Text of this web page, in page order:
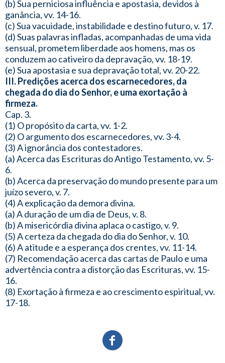
(b) Sua perniciosa influência e apostasia, devidos à
ganância, vv. 14-16.
(c) Sua vacuidade, instabilidade e destino futuro, v. 17.
(d) Suas palavras infladas, acompanhadas de uma vida
sensual, prometem liberdade aos homens, mas os
conduzem ao cativeiro da depravação, vv. 18-19.
(e) Sua apostasia e sua depravação total, vv. 20-22.
III. Predições acerca dos escarnecedores, da
chegada do dia do Senhor, e uma exortação à
firmeza.
Cap. 3.
(1) O propósito da carta, vv. 1-2.
(2) O argumento dos escarnecedores, vv. 3-4.
(3) A ignorância dos contestadores.
(a) Acerca das Escrituras do Antigo Testamento, vv. 5-
6.
(b) Acerca da preservação do mundo presente para um
juízo severo, v. 7.
(4) A explicação da demora divina.
(a) A duração de um dia de Deus, v. 8.
(b) A misericórdia divina aplaca o castigo, v. 9.
(5) A certeza da chegada do dia do Senhor, v. 10.
(6) A atitude e a esperança dos crentes, vv. 11-14.
(7) Recomendação acerca das cartas de Paulo e uma
advertência contra a distorção das Escrituras, vv. 15-
16.
(8) Exortação à firmeza e ao crescimento espiritual, vv.
17-18.